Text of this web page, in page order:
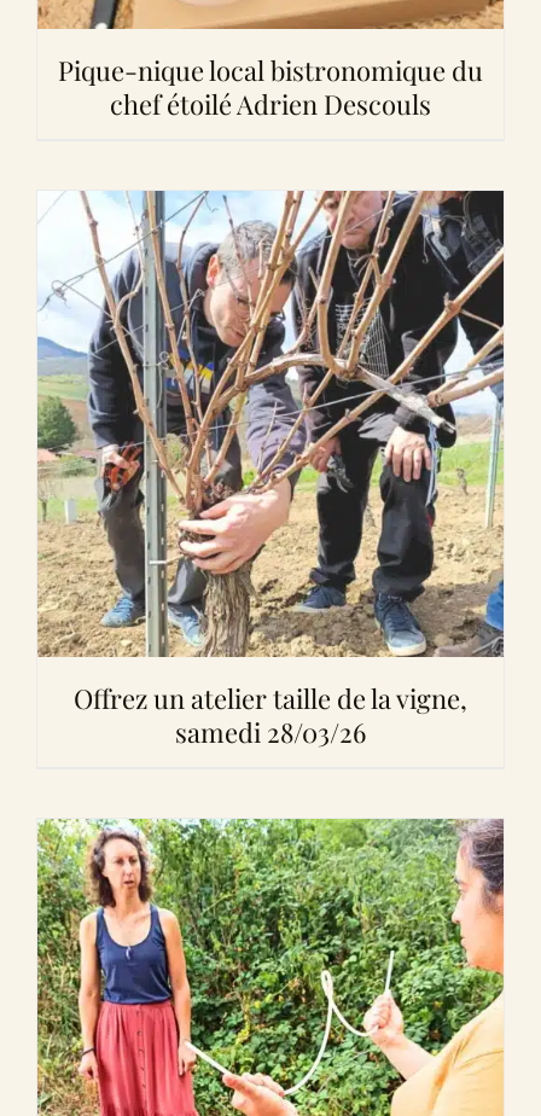
Pique-nique local bistronomique du
chef étoilé Adrien Descouls
Offrez un atelier taille de la vigne,
samedi 28/03/26